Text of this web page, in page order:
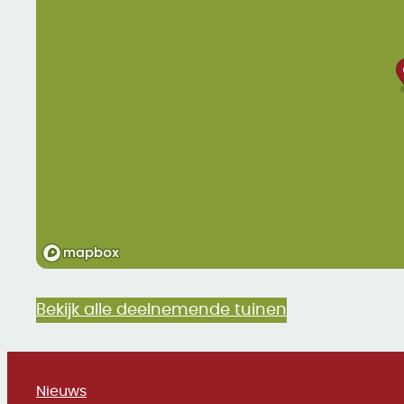
Bekijk alle deelnemende tuinen
Nieuws